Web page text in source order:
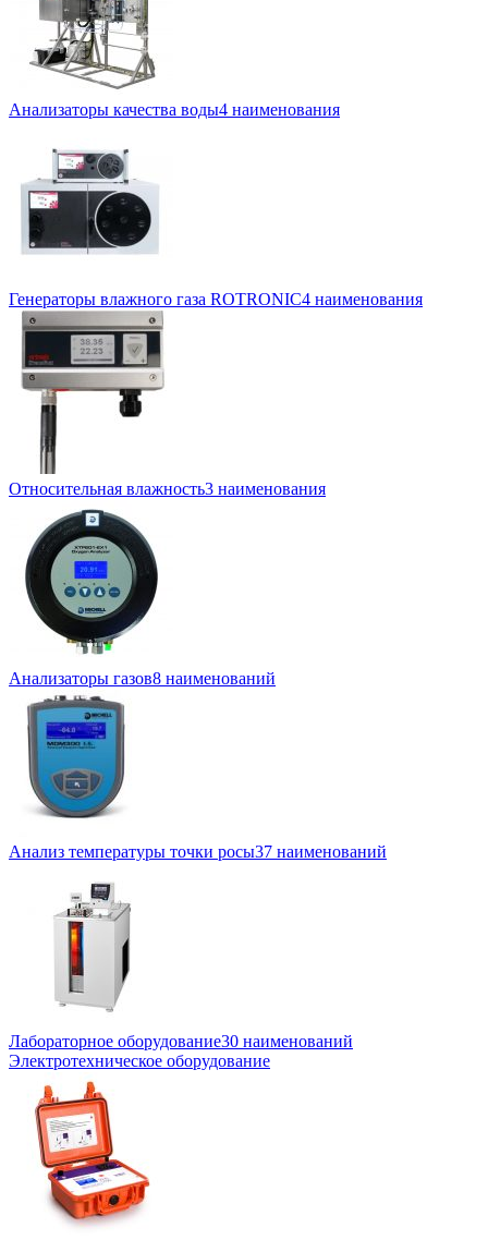
Анализаторы качества воды4 наименования
Генераторы влажного газа ROTRONIC4 наименования
Относительная влажность3 наименования
Анализаторы газов8 наименований
Анализ температуры точки росы37 наименований
Лабораторное оборудование30 наименований
Электротехническое оборудование